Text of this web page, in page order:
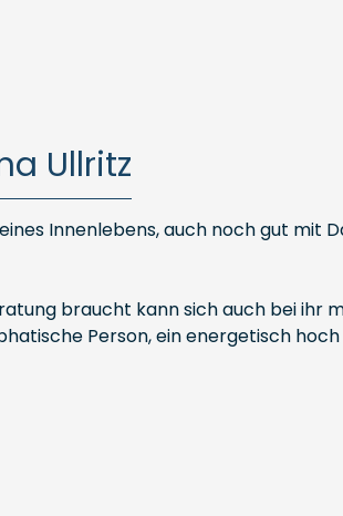
Ullritz
Innenlebens, auch noch gut mit
braucht kann sich auch bei ihr
Person, ein energetisch